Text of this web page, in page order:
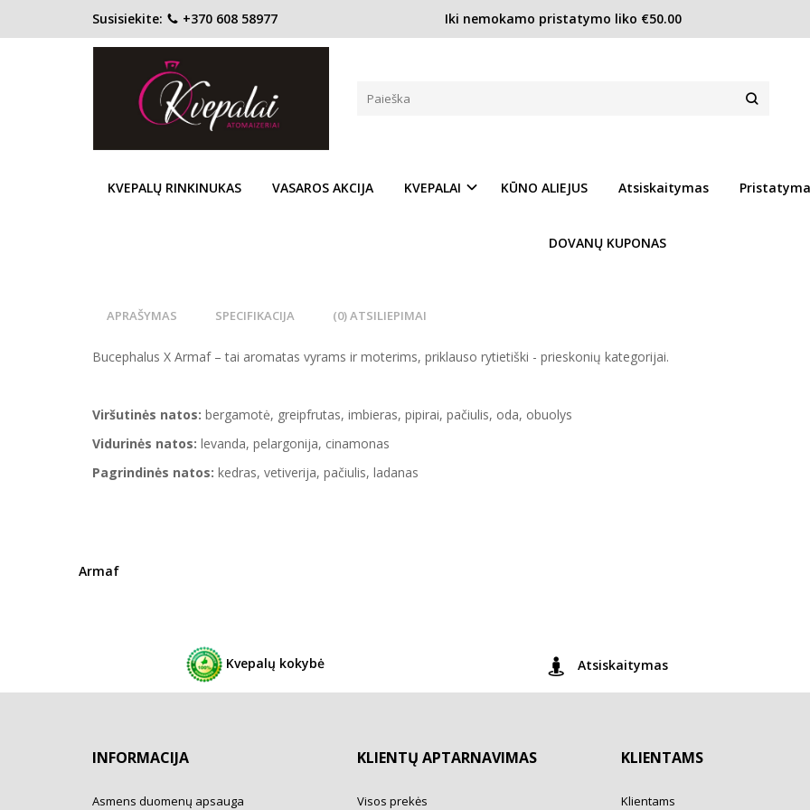
Susisiekite: +370 608 58977 Iki nemokamo pristatymo liko €50.00
KVEPALŲ RINKINUKAS VASAROS AKCIJA KVEPALAI KŪNO ALIEJUS Atsiskaitymas
DOVANŲ KUPONAS
Pagrindinis KONCENTRACIJA Kvapusis vanduo (EDP) Armaf Bucephalus X EDP unisex
ARMAF BUCEPHALUS X EDP UNISEX
Į PALYGINIMĄ
Gamintojas:
APRAŠYMAS SPECIFIKACIJA (0) ATSILIEPIMAI
Bucephalus X Armaf – tai aromatas vyrams ir moterims, priklauso rytietiški - prieskonių kategorijai.
Viršutinės natos: bergamotė, greipfrutas, imbieras, pipirai, pačiulis, oda, obuolys
Vidurinės natos: levanda, pelargonija, cinamonas
Pagrindinės natos: kedras, vetiverija, pačiulis, ladanas
Armaf
Kvepalų kokybė Atsiskaitymas
INFORMACIJA
Asmens duomenų apsauga
KLIENTŲ APTARNAVIMAS
Visos prekės
KLIENTAMS
Klientams